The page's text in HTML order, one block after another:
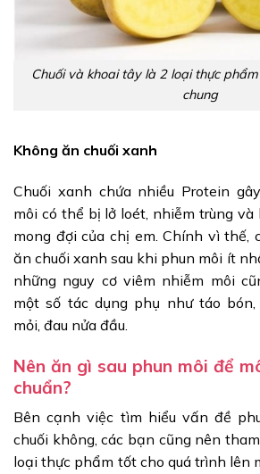
Chuối và khoai tây là 2 loại thực
chung
Không ăn chuối xanh
Chuối xanh chứa nhiều Protein
môi có thể bị lở loét, nhiễm trùng và
mong đợi của chị em. Chính vì thế,
ăn chuối xanh sau khi phun môi ít
những nguy cơ viêm nhiễm môi
một số tác dụng phụ như táo bón,
mỏi, đau nửa đầu.
Nên ăn gì sau phun môi để
chuẩn?
Bên cạnh việc tìm hiểu vấn đề
chuối không, các bạn cũng nên
loại thực phẩm tốt cho quá trình lên